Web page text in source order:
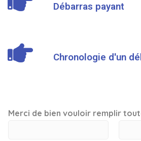
Débarras payant
Chronologie d'un
Merci de bien vouloir remplir